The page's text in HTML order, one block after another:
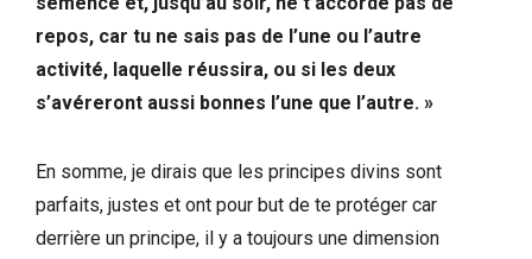
repos, car tu ne sais pas de l’une ou l’autre
activité, laquelle réussira, ou si les deux
s’avéreront aussi bonnes l’une que l’autre. »
En somme, je dirais que les principes divins sont
parfaits, justes et ont pour but de te protéger car
derrière un principe, il y a toujours une dimension